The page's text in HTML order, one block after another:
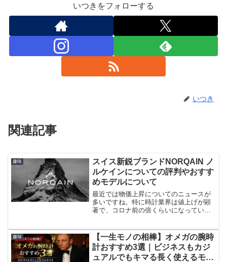
いつきをフォローする
いつき
関連記事
趣味
スイス新鋭ブランドNORQAIN ノ
ルケインについての評判やおすす
めモデルについて
最近では物価上昇についてのニュースが
多いですね。特に時計業界は値上げが顕
著で、コロナ前の倍くらいになっている
もいるかと思います。今回は3本目のクロ
ノマスタースポーツを購...
趣味
【一生モノの相棒】オメガの腕時
計おすすめ3選｜ビジネスもカジ
ュアルでもキマる長く使えるモデ